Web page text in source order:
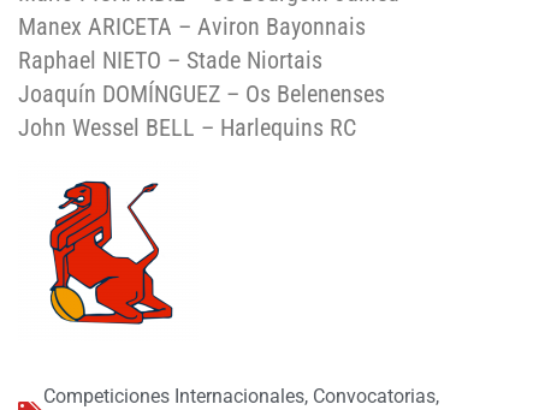
Manex ARICETA – Aviron Bayonnais
Raphael NIETO – Stade Niortais
Joaquín DOMÍNGUEZ – Os Belenenses
John Wessel BELL – Harlequins RC
Competiciones Internacionales, Convocatorias,